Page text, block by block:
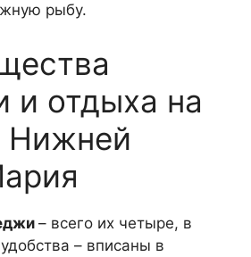
рыбу.
и отдыха на
Нижней
– всего их четыре, в
– вписаны в